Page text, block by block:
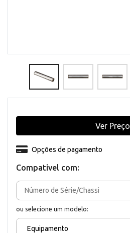
Compativel com:
ou selecione um modelo:
Equipamento
Opções de pagamento
Ver Preço